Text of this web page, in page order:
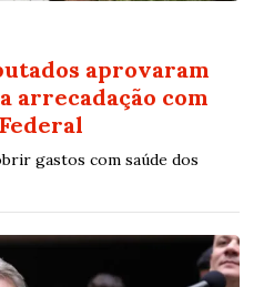
aprovaram
arrecadação com
gastos com saúde dos